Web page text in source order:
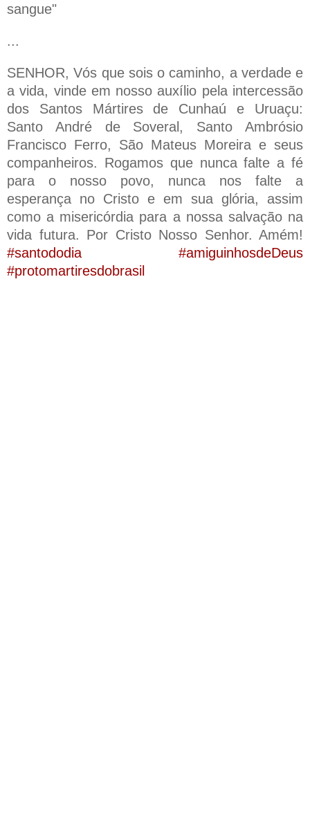
sangue"
...
SENHOR, Vós que sois o caminho, a verdade e
a vida, vinde em nosso auxílio pela intercessão
dos Santos Mártires de Cunhaú e Uruaçu:
Santo André de Soveral, Santo Ambrósio
Francisco Ferro, São Mateus Moreira e seus
companheiros. Rogamos que nunca falte a fé
para o nosso povo, nunca nos falte a
esperança no Cristo e em sua glória, assim
como a misericórdia para a nossa salvação na
vida futura. Por Cristo Nosso Senhor. Amém!
#santododia #amiguinhosdeDeus
#protomartiresdobrasil